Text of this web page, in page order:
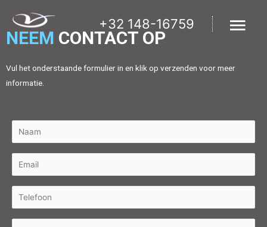
+32 148-16759
NEEM CONTACT OP
Vul het onderstaande formulier in en klik op verzenden voor meer
informatie.